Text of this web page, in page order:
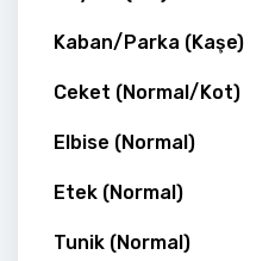
Kaban/Parka (Kaşe)
Ceket (Normal/Kot)
Elbise (Normal)
Etek (Normal)
Tunik (Normal)